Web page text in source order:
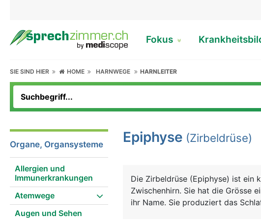
Fokus
SIE SIND HIER HOME HARNWEGE HARNLEITER
Organe, Organsysteme
Allergien und
Immunerkrankungen
Atemwege
Augen und Sehen
Epiphyse (Zirbeldrüse)
Die Zirbeldrüse (Epiphyse) ist ein
Zwischenhirn. Sie hat die Grösse
ihr Name. Sie produziert das